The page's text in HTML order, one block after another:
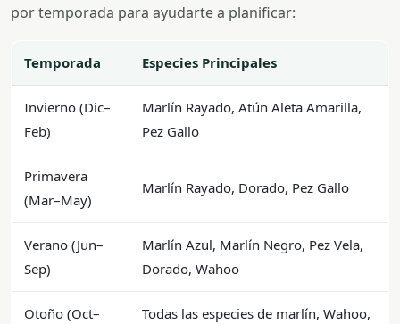
por temporada para ayudarte a planificar:
Temporada Especies Principales
Invierno (Dic–
Feb)
Marlín Rayado, Atún Aleta Amarilla,
Pez Gallo
Primavera
(Mar–May)
Marlín Rayado, Dorado, Pez Gallo
Verano (Jun–
Sep)
Marlín Azul, Marlín Negro, Pez Vela,
Dorado, Wahoo
Otoño (Oct–
Todas las especies de marlín, Wahoo,